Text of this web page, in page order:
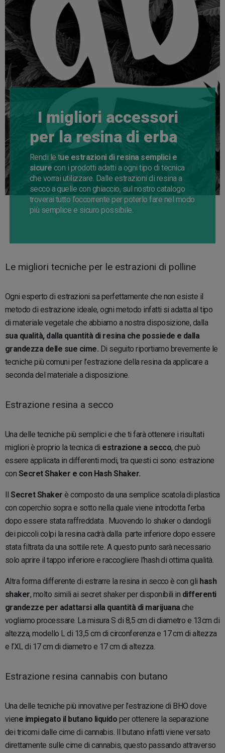
I migliori accessori
per la resina di erba
Rendi le tue estrazioni di resina semplici e
sicure con i prodotti adatti a ogni tipo di tecnica
che vorrai utilizzare. Dalle estrazioni di resina a
secco a quelle con ghiaccio, sul nostro catalogo
troverai tutto l’occorrente per poterlo fare nel modo
più semplice e sicuro possibile.
Le migliori tecniche per le estrazioni di polline
Ogni esperto di estrazioni sa perfettamente che non esiste il
metodo di estrazione ideale, ogni metodo infatti si adatta al tipo
di materiale vegetale che abbiamo a nostra disposizione, dalla
sua qualità, dalla quantità di resina che possiede e dalla
grandezza delle sue cime. Di seguito riportiamo brevemente le
tecniche più comuni per l’estrazione della resina da applicare a
seconda del materiale a disposizione.
Estrazione resina a secco
Una delle tecniche più semplici e che ti farà ottenere i risultati
migliori è proprio la tecnica di estrazione a secco, che può
essere applicata in differenti modi, tra questi ci sono: estrazione
con Secret Shaker e con Hash Shaker.
IlSecret Shaker è composto da una semplice scatola di plastica
con coperchio sopra e sotto nella quale viene introdotta l’erba
dopo essere stata raffreddata . Muovendo lo shaker o dandogli
dei piccoli colpi la resina cadrà dalla parte inferiore dopo essere
stata filtrata da una sottile rete. A questo punto sarà necessario
solo aprire il tappo inferiore e raccogliere l’hash di ottima qualità.
Altra forma differente di estrarre la resina in secco è con gli hash
shaker, molto simili ai secret shaker per disponibili in differenti
grandezze per adattarsi alla quantità di marijuana che
vogliamo processare. La misura S di 8,5 cm di diametro e 13cm di
altezza, modello L di 13,5 cm di circonferenza e 17 cm di altezza
e l’XL di 17 cm di diametro e 17 cm di altezza.
Estrazione resina cannabis con butano
Una delle tecniche più innovative per l’estrazione di BHO dove
viene impiegato il butano liquido per ottenere la separazione
dei tricomi dalle cime di cannabis. Il butano infatti viene versato
direttamente sulle cime di cannabis, questo passando attraverso